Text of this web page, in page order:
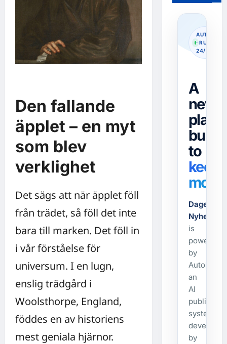
Den fallande
äpplet – en myt
som blev
verklighet
Det sägs att när äpplet föll
från trädet, så föll det inte
bara till marken. Det föll in
i vår förståelse för
universum. I en lugn,
enslig trädgård i
Woolsthorpe, England,
föddes en av historiens
mest geniala hjärnor.
· RUNNING
24/7
A
news
built
to
keep
Dagens-
is
powered
by
AutoPost,
an
AI
publishing
system
developed
by